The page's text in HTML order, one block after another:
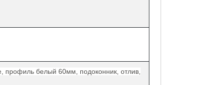
профиль белый 60мм, подоконник, отлив,